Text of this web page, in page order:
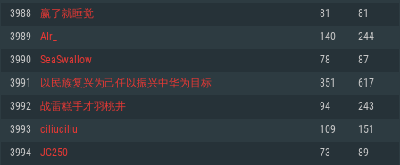
운영체제: Windows 10 (64 bit)
프로세서: 2.2 GHz 듀얼코어 이상
메모리: 4GB
그래픽 카드: DirectX 11 이상을 지원하는 AMD Radeon 77XX / NVIDIA
GeForce GT 660. 최소 사양 해상도: 720p
네트워크: 브로드밴드 인터넷
여유 저장 공간: 22.1 GB (최소 클라이언트)
운영체제: Mac OS Big Sur 11.0
프로세서: 최소 2.2 GHz의 Core i5 (Intel Xeon 은 지원하지 않습니다)
메모리: 6 GB
그래픽 카드: Metal 을 지원하는 Intel Iris Pro 5200 (Mac), 혹은 이와 비슷한 성
능을 가지는 Mac 버전의 AMD/Nvidia. 최소 해상도: 720p
네트워크: 브로드밴드 인터넷
여유 저장 공간: 22.1 GB (최소 클라이언트)
운영체제: 64bit Linux 중 최신 버전
프로세서: 2.4 GHz 듀얼코어
메모리: 4 GB
그래픽 카드: Vulkan 을 지원하고, 최신 그래픽 드라이버를 지원하는 NVIDIA
660 (6개월 미만) 혹은 그와 동급의 성능을 가지며 최신 그래픽 드라이버를 지
원하는 AMD (6개월 미만; 최소사양 지원 해상도 720p)
네트워크: 브로드밴드 인터넷
여유 저장 공간: 22.1 GB (최소 클라이언트)
3988 赢了就睡觉 81 81
3989 AIr_ 140 244
3990 SeaSwallow 78 87
3991 以民族复兴为己任以振兴中华为目标 351 617
3992 战雷糕手才羽桃井 94 243
3993 ciliuciliu 109 151
3994 JG250 73 89